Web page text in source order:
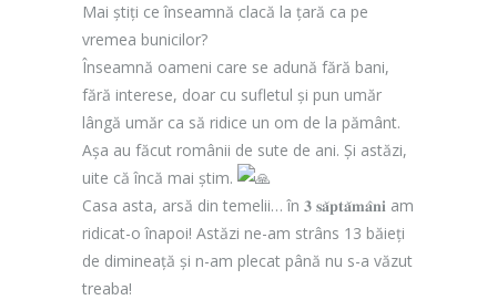
Mai știți ce înseamnă clacă la țară ca pe
vremea bunicilor?
Înseamnă oameni care se adună fără bani,
fără interese, doar cu sufletul și pun umăr
lângă umăr ca să ridice un om de la pământ.
Așa au făcut românii de sute de ani. Și astăzi,
uite că încă mai știm.
Casa asta, arsă din temelii… în 𝟑 𝐬𝐚̆𝐩𝐭𝐚̆𝐦𝐚̂𝐧𝐢 am
ridicat-o înapoi! Astăzi ne-am strâns 13 băieți
de dimineață și n-am plecat până nu s-a văzut
treaba!